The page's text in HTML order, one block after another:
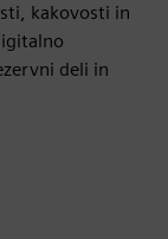
kakovosti in
deli in